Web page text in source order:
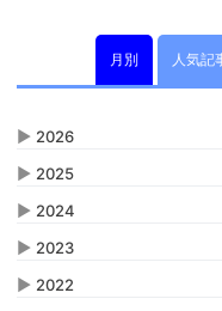
月別 人気記
▶ 2026
▶ 2025
▶ 2024
▶ 2023
▶ 2022